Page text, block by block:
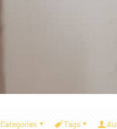
Categories Tags